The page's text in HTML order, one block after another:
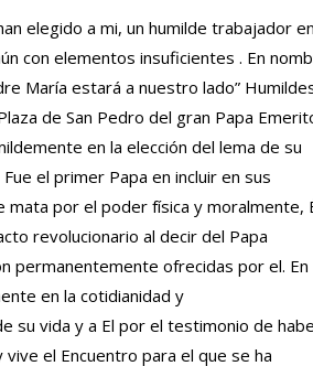
elegido a mi, un humilde trabajador en
con elementos insuficientes . En
María estará a nuestro lado”
de San Pedro del gran Papa
en la elección del lema de su
el primer Papa en incluir en sus
mata por el poder física y moralmente,
revolucionario al decir del Papa
permanentemente ofrecidas por el. En
en la cotidianidad y
su vida y a El por el testimonio de
vive el Encuentro para el que se ha